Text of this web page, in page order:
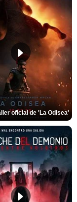
oficial de 'La Odisea'